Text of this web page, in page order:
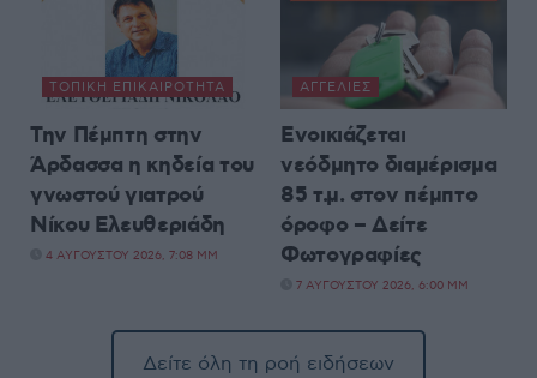
ΤΟΠΙΚΉ ΕΠΙΚΑΙΡΌΤΗΤΑ
Την Πέμπτη στην
Άρδασσα η κηδεία του
γνωστού γιατρού
Νίκου Ελευθεριάδη
4 ΑΥΓΟΎΣΤΟΥ 2026, 7:08 ΜΜ
ΑΓΓΕΛΊΕΣ
Ενοικιάζεται
νεόδμητο διαμέρισμα
85 τ.μ. στον πέμπτο
όροφο – Δείτε
Φωτογραφίες
7 ΑΥΓΟΎΣΤΟΥ 2026, 6:00 ΜΜ
Δείτε όλη τη ροή ειδήσεων